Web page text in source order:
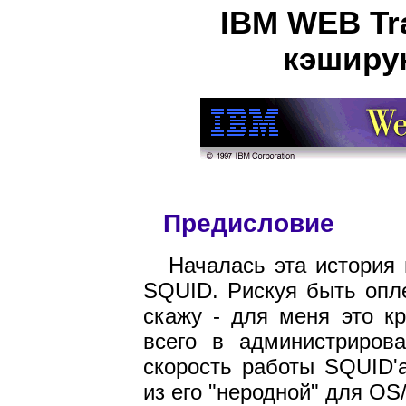
IBM WEB
Предисловие
Началась эта
SQUID. Рискуя быть
скажу - для меня это
всего в
скорость работы
из его "неродной" для